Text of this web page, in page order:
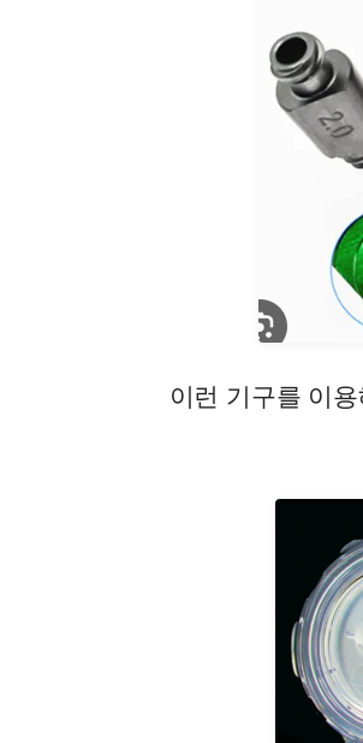
이런 기구를 이